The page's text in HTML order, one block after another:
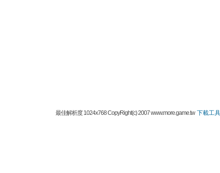
最佳解析度 1024x768 CopyRight(c) 2007 www.more.game.tw下載工